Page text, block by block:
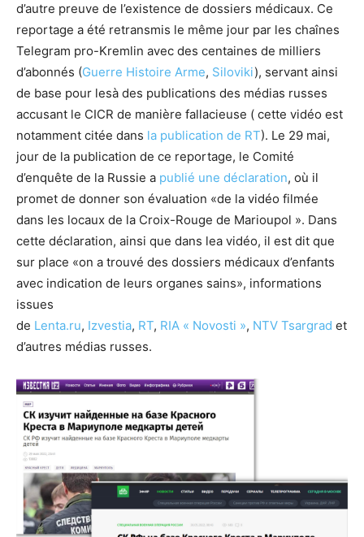
d’autre preuve de l’existence de dossiers médicaux. Ce
reportage a été retransmis le même jour par les chaînes
Telegram pro-Kremlin avec des centaines de milliers
d’abonnés (Guerre Histoire Arme, Siloviki), servant ainsi
de base pour lesà des publications des médias russes
accusant le CICR de manière fallacieuse ( cette vidéo est
notamment citée dans la publication de RT). Le 29 mai,
jour de la publication de ce reportage, le Comité
d’enquête de la Russie a publié une déclaration, où il
promet de donner son évaluation «de la vidéo filmée
dans les locaux de la Croix-Rouge de Marioupol ». Dans
cette déclaration, ainsi que dans lea vidéo, il est dit que
sur place «on a trouvé des dossiers médicaux d’enfants
avec indication de leurs organes sains», informations
issues
de Lenta.ru, Izvestia, RT, RIA « Novosti », NTV Tsargrad et
d’autres médias russes.